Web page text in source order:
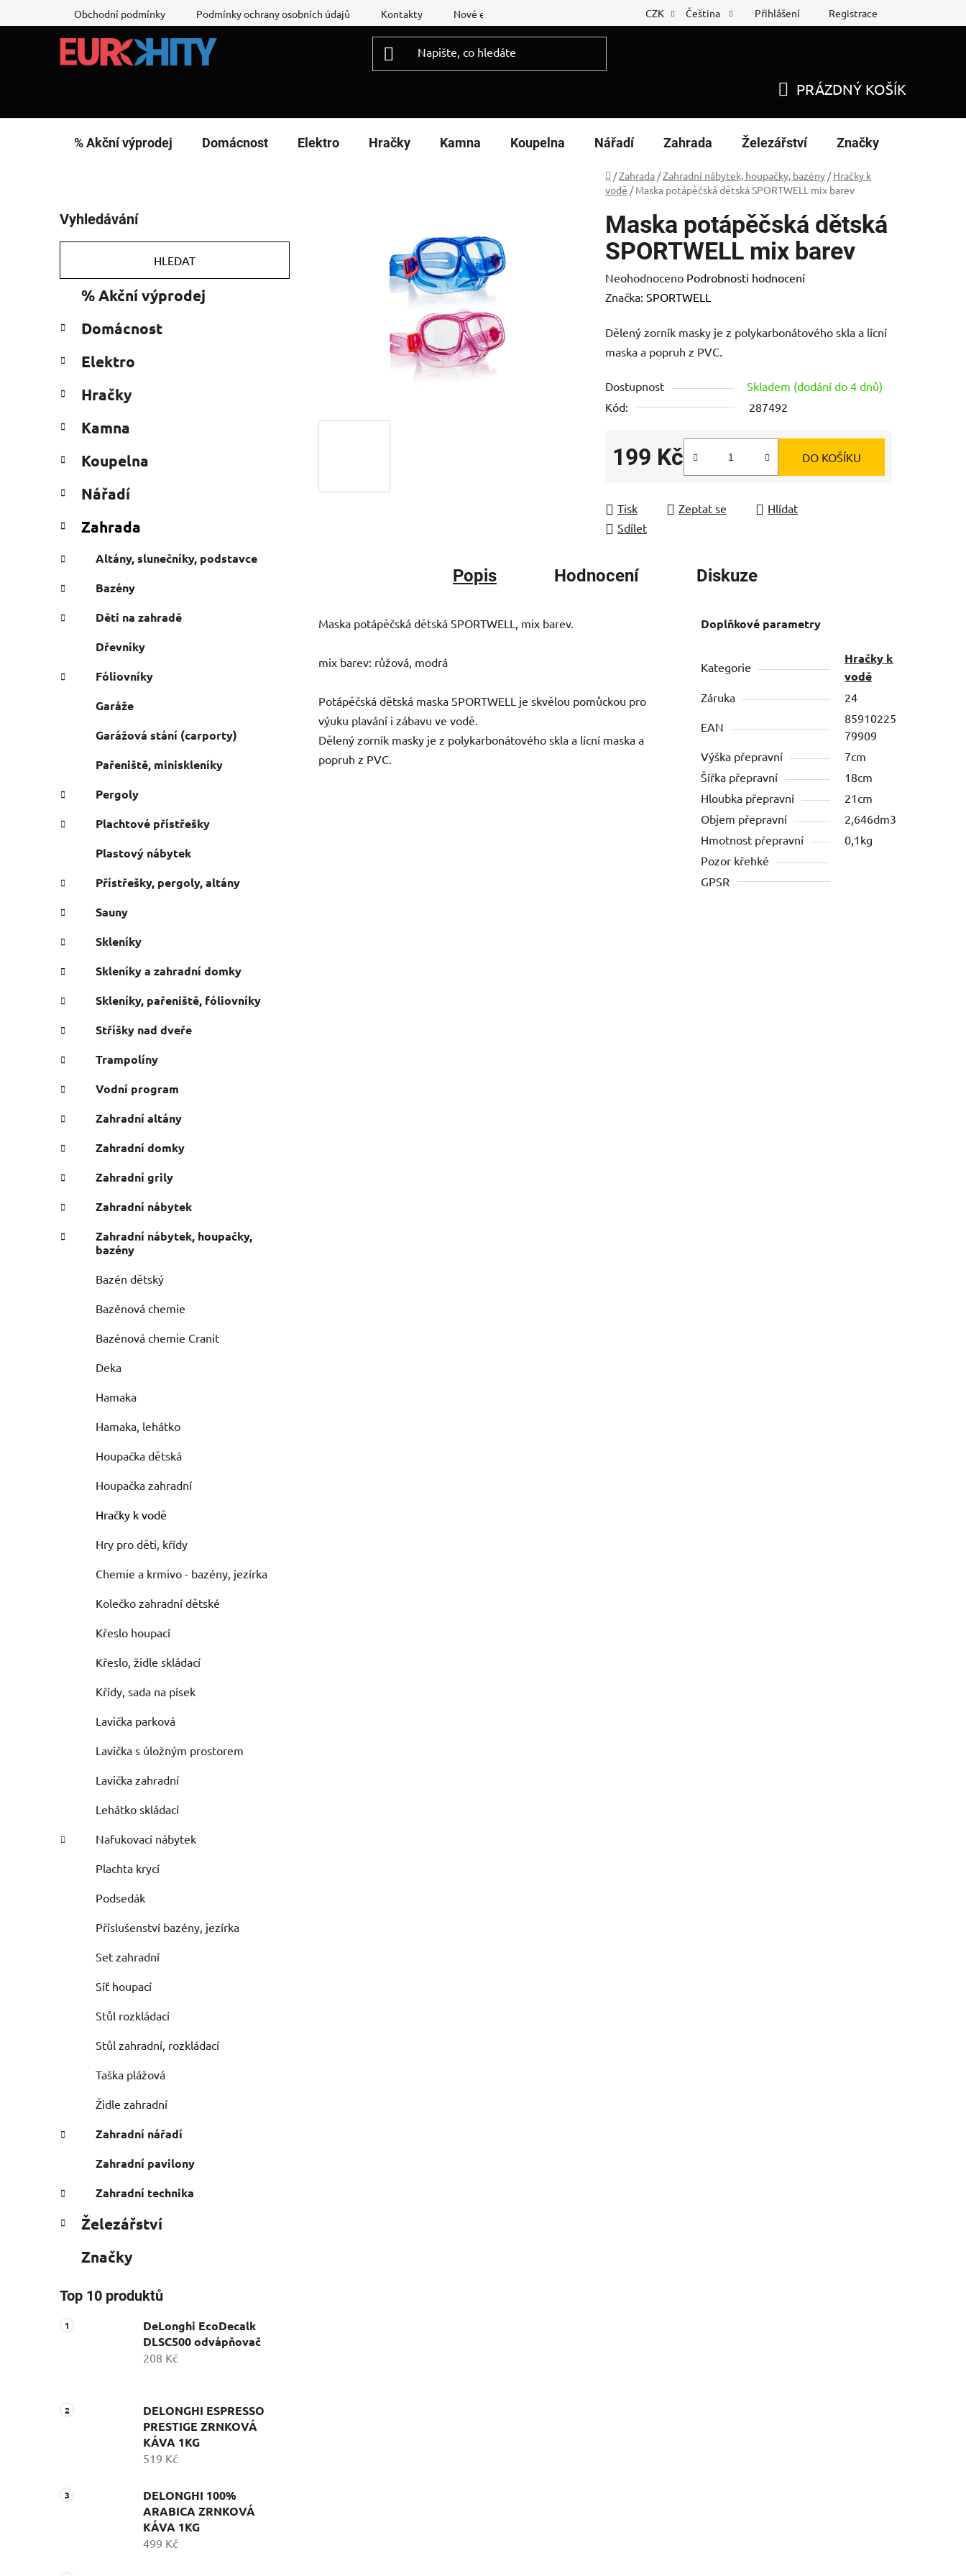
na
Obchodní podmínky Podmínky ochrany osobních údajů Kontakty Nové energetické štítky Reklamační list Nákup na splátky
CZK Čeština Přihlášení Registrace
KOŠÍK
PRÁZDNÝ KOŠÍK
% Akční výprodej Domácnost Elektro Hračky Kamna Koupelna Nářadí Zahrada Železářství Značky
Domů
/Zahrada /Zahradní nábytek, houpačky, bazény / Hračky k
vodě / Maska potápěčská dětská SPORTWELL mix barev
o
s
r
n
í
a
e
Vyhledávání
HLEDAT
kategorie
e
o
i
% Akční výprodej
Domácnost
Elektro
Hračky
Kamna
Koupelna
Nářadí
Zahrada
Altány, slunečníky, podstavce
Bazény
Děti na zahradě
Dřevníky
Fóliovníky
Garáže
Garážová stání (carporty)
Pařeniště, miniskleníky
Pergoly
Plachtové přístřešky
Plastový nábytek
Přístřešky, pergoly, altány
Sauny
Skleníky
Skleníky a zahradní domky
Skleníky, pařeniště, fóliovníky
Stříšky nad dveře
Trampolíny
Vodní program
Zahradní altány
Zahradní domky
Zahradní grily
Zahradní nábytek
Zahradní nábytek, houpačky,
bazény
Bazén dětský
Bazénová chemie
Bazénová chemie Cranit
Deka
Hamaka
Hamaka, lehátko
Houpačka dětská
Houpačka zahradní
Hračky k vodě
Hry pro děti, křídy
Chemie a krmivo - bazény, jezírka
Kolečko zahradní dětské
Křeslo houpací
Křeslo, židle skládací
Křídy, sada na písek
Lavička parková
Lavička s úložným prostorem
Lavička zahradní
Lehátko skládací
Nafukovací nábytek
Plachta krycí
Podsedák
Příslušenství bazény, jezírka
Set zahradní
Síť houpací
Stůl rozkládací
Stůl zahradní, rozkládací
Taška plážová
Židle zahradní
Zahradní nářadí
Zahradní pavilony
Zahradní technika
Železářství
Značky
Top 10 produktů
DeLonghi EcoDecalk
DLSC500 odvápňovač
208 Kč
DELONGHI ESPRESSO
PRESTIGE ZRNKOVÁ
KÁVA 1KG
519 Kč
DELONGHI 100%
ARABICA ZRNKOVÁ
KÁVA 1KG
499 Kč
Maska potápěčská dětská
SPORTWELL mix barev
Průměrné
hodnocení
je
0,0
5
hvězdiček.
Neohodnoceno Podrobnosti hodnocení
Značka: SPORTWELL
Dělený zorník masky je z polykarbonátového skla a lícní
maska a popruh z PVC.
Dostupnost
Skladem (dodání do 4 dnů)
Kód:
287492
199 Kč DO KOŠÍKU
Tisk Zeptat se
Hlídat
Sdílet
Popis Hodnocení Diskuze
Maska potápěčská dětská SPORTWELL, mix barev.
mix barev: růžová, modrá
Potápěčská dětská maska SPORTWELL je skvělou pomůckou pro
výuku plavání i zábavu ve vodě.
Dělený zorník masky je z polykarbonátového skla a lícní maska a
popruh z PVC.
Doplňkové parametry
Kategorie
Hračky k
vodě
Záruka 24
EAN
85910225
79909
Výška přepravní
7cm
Šířka přepravní
18cm
Hloubka přepravní
21cm
Objem přepravní
2,646dm3
Hmotnost přepravní
0,1kg
Pozor křehké
GPSR